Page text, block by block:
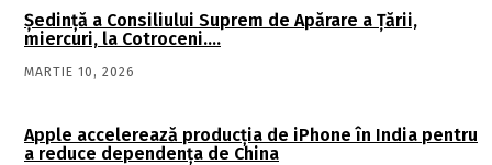
Şedinţă a Consiliului Suprem de Apărare a Ţării,
miercuri, la Cotroceni….
MARTIE 10, 2026
Apple accelerează producția de iPhone în India pentru
a reduce dependența de China